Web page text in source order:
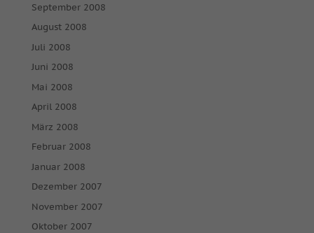
September 2008
August 2008
Juli 2008
Juni 2008
Mai 2008
April 2008
März 2008
Februar 2008
Januar 2008
Dezember 2007
November 2007
Oktober 2007